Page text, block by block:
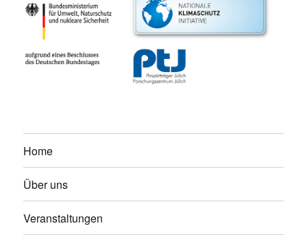
Home
Über uns
Veranstaltungen